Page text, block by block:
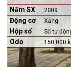
Năm SX 2009
Động cơ Xăng
Hộp số Số tự
Odo 150,000